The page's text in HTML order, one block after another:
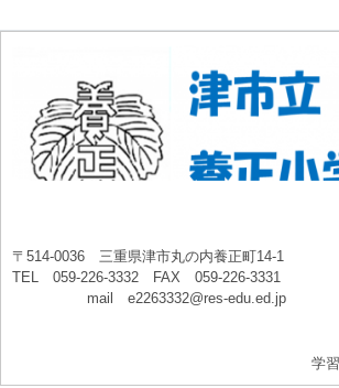
〒514-0036 三重県津市丸の内養正町14-1
TEL 059-226-3332 FAX 059-226-3331
mail e2263332@res-edu.ed.jp
学